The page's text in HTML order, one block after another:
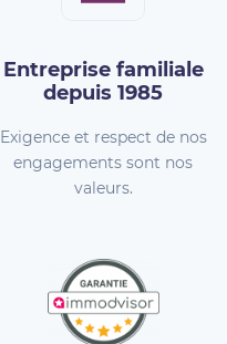
Entreprise familiale
depuis 1985
Exigence et respect de nos
engagements sont nos
valeurs.